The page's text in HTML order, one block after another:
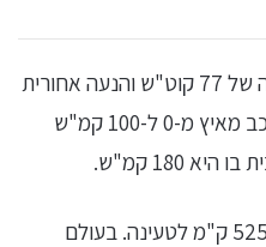
אאודי Q4 אי-טרון מצויד בסוללה של 77 קוט"ש והנעה אחורית
בהספק של 285 כוחות סוס. הרכב מאיץ מ-0 ל-100 קמ"ש
טווח הנסיעה המוצהר עומד על 525 ק"מ לטעינה. בעולם